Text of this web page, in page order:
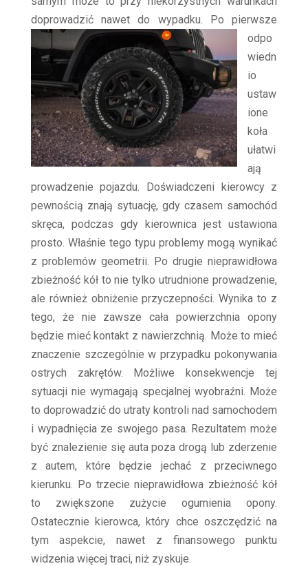
doprowadzić nawet do wypadku. Po pierwsze
odpo
wiedn
io
ustaw
ione
koła
ułatwi
ają
prowadzenie pojazdu. Doświadczeni kierowcy z
pewnością znają sytuację, gdy czasem samochód
skręca, podczas gdy kierownica jest ustawiona
prosto. Właśnie tego typu problemy mogą wynikać
z problemów geometrii. Po drugie nieprawidłowa
zbieżność kół to nie tylko utrudnione prowadzenie,
ale również obniżenie przyczepności. Wynika to z
tego, że nie zawsze cała powierzchnia opony
będzie mieć kontakt z nawierzchnią. Może to mieć
znaczenie szczególnie w przypadku pokonywania
ostrych zakrętów. Możliwe konsekwencje tej
sytuacji nie wymagają specjalnej wyobraźni. Może
to doprowadzić do utraty kontroli nad samochodem
i wypadnięcia ze swojego pasa. Rezultatem może
być znalezienie się auta poza drogą lub zderzenie
z autem, które będzie jechać z przeciwnego
kierunku. Po trzecie nieprawidłowa zbieżność kół
to zwiększone zużycie ogumienia opony.
Ostatecznie kierowca, który chce oszczędzić na
tym aspekcie, nawet z finansowego punktu
widzenia więcej traci, niż zyskuje.